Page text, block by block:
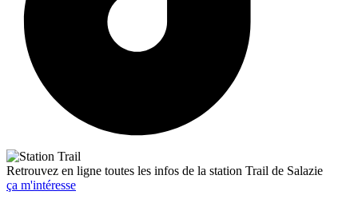
Retrouvez en ligne toutes les infos de la station Trail de Salazie
ça m'intéresse